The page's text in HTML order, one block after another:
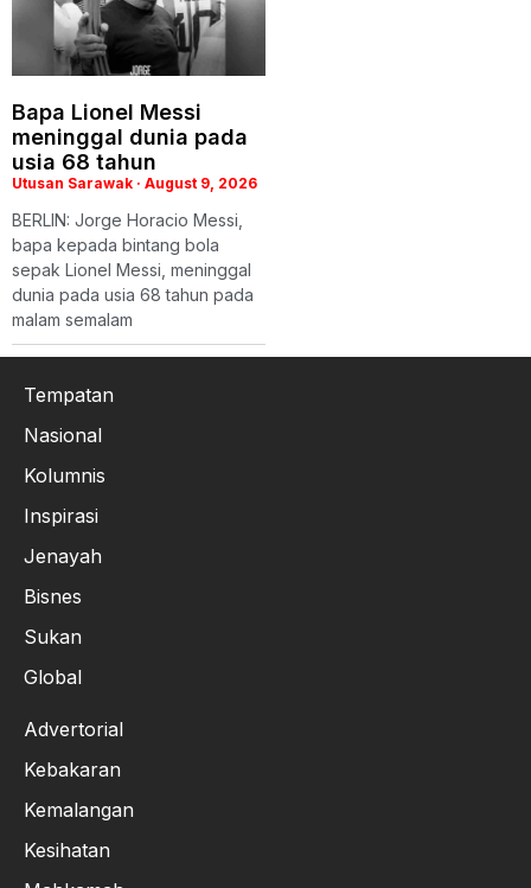
Bapa Lionel Messi
meninggal dunia pada
usia 68 tahun
Utusan Sarawak August 9, 2026
BERLIN: Jorge Horacio Messi,
bapa kepada bintang bola
sepak Lionel Messi, meninggal
dunia pada usia 68 tahun pada
malam semalam
Tempatan
Nasional
Kolumnis
Inspirasi
Jenayah
Bisnes
Sukan
Global
Advertorial
Kebakaran
Kemalangan
Kesihatan